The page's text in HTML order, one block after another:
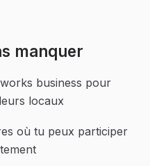
business pour
locaux
où tu peux participer